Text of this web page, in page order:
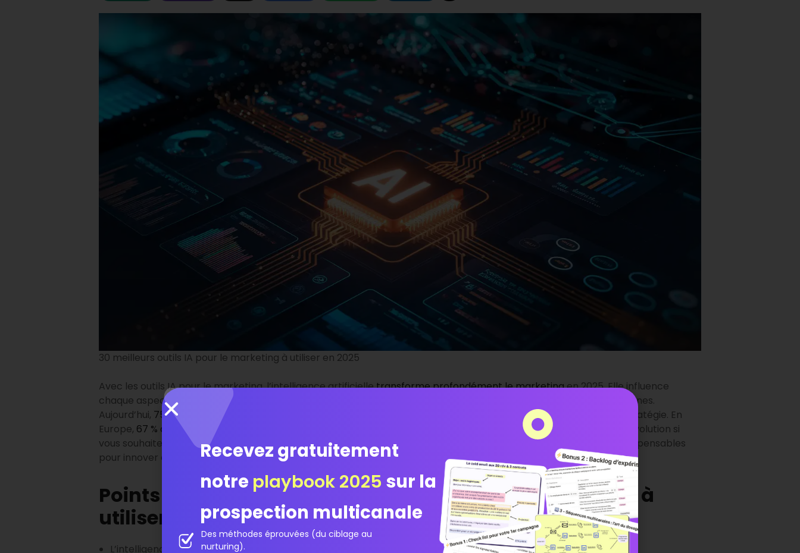
30 meilleurs outils IA pour le marketing à utiliser en 2025
Avec les outils IA pour le marketing, l’intelligence artificielletransforme profondément le marketingen 2025. Elle influence
chaque aspect, de l’analyse des données à la création de contenu, en passant par la personnalisation des campagnes.
Aujourd’hui, 75 % des départements marketing utilisent déjà la GenAI
, et 10 % l’ont totalement intégrée dans leur stratégie. En
Europe, 67 % des TPE et PME exploitent ces technologies
pour rester compétitives. Vous ne pouvez ignorer cette évolution si
vous souhaitez optimiser vos performances. Les meilleurs outils IA pour le marketing deviennent ainsi des alliés indispensables
pour innover et engager vos clients.
Points Clés sur les meilleurs outils IA pour le marketing à
utiliser
L’intelligence artificielle change le marketing en 2025. Elle devient importante pour rester compétitif.
Recevez gratuitement
notre playbook 2025 sur la
prospection multicanale
Des méthodes éprouvées (du ciblage au
nurturing).